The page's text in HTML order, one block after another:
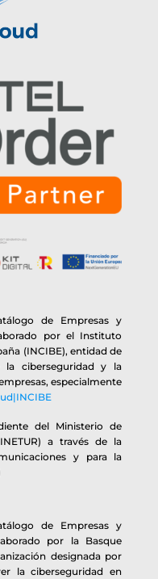
de Empresas y
por el Instituto
(INCIBE), entidad de
la ciberseguridad y la
especialmente
del Ministerio de
a través de la
y para la
de Empresas y
por la Basque
designada por
la ciberseguridad en